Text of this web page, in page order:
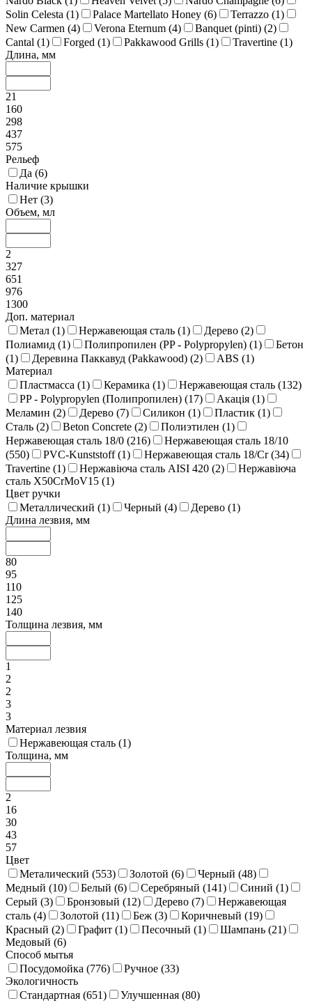
Solin Celesta (1) Palace Martellato Honey (6) Terrazzo (1)
New Carmen (4) Verona Eternum (4) Banquet (pinti) (2)
Cantal (1) Forged (1) Pakkawood Grills (1) Travertine (1)
Длина, мм
21
160
298
437
575
Рельеф
Да (6)
Наличие крышки
Нет (3)
Объем, мл
2
327
651
976
1300
Доп. материал
Метал (1) Нержавеющая сталь (1) Дерево (2)
Полиамид (1) Полипропилен (PP - Polypropylen) (1)
Бетон
(1) Деревина Паккавуд (Pakkawood) (2) ABS (1)
Материал
Пластмасса (1) Керамика (1) Нержавеющая сталь (132)
PP - Polypropylen (Полипропилен) (17) Акація (1)
Меламин (2) Дерево (7) Силикон (1) Пластик (1)
Сталь (2) Beton Concrete (2) Полиэтилен (1)
Нержавеющая сталь 18/0 (216)
Нержавеющая сталь 18/10
(550) PVC-Kunststoff (1) Нержавеющая сталь 18/Cr (34)
Travertine (1) Нержавіюча сталь AISI 420 (2)
Нержавіюча
сталь X50CrMoV15 (1)
Цвет ручки
Металлический (1) Черный (4) Дерево (1)
Длина лезвия, мм
80
95
110
125
140
Толщина лезвия, мм
1
2
2
3
3
Материал лезвия
Нержавеющая сталь (1)
Толщина, мм
2
16
30
43
57
Цвет
Металический (553) Золотой (6) Черный (48)
Медный (10) Белый (6) Серебряный (141) Синий (1)
Серый (3) Бронзовый (12) Дерево (7)
Нержавеющая
сталь (4) Золотой (11) Беж (3) Коричневый (19)
Красный (2) Графит (1) Песочный (1) Шампань (21)
Медовый (6)
Способ мытья
Посудомойка (776) Ручное (33)
Экологичность
Стандартная (651) Улучшенная (80)